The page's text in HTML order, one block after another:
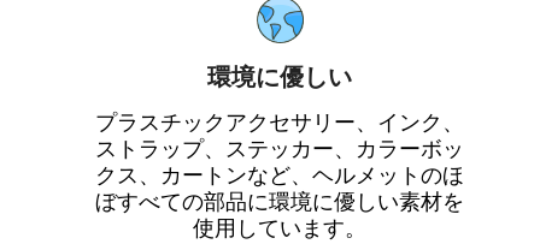
環境に優しい
プラスチックアクセサリー、インク、
ストラップ、ステッカー、カラーボッ
クス、カートンなど、ヘルメットのほ
ぼすべての部品に環境に優しい素材を
使用しています。